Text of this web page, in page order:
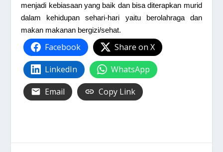
menjadi kebiasaan yang baik dan bisa diterapkan murid
dalam kehidupan sehari-hari yaitu berolahraga dan
makan makanan bergizi/sehat.
Facebook Share on X
LinkedIn WhatsApp
Email Copy Link